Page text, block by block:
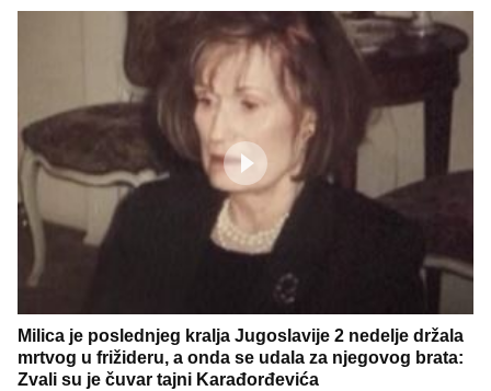
Milica je poslednjeg kralja Jugoslavije 2 nedelje držala
mrtvog u frižideru, a onda se udala za njegovog brata:
Zvali su je čuvar tajni Karađorđevića